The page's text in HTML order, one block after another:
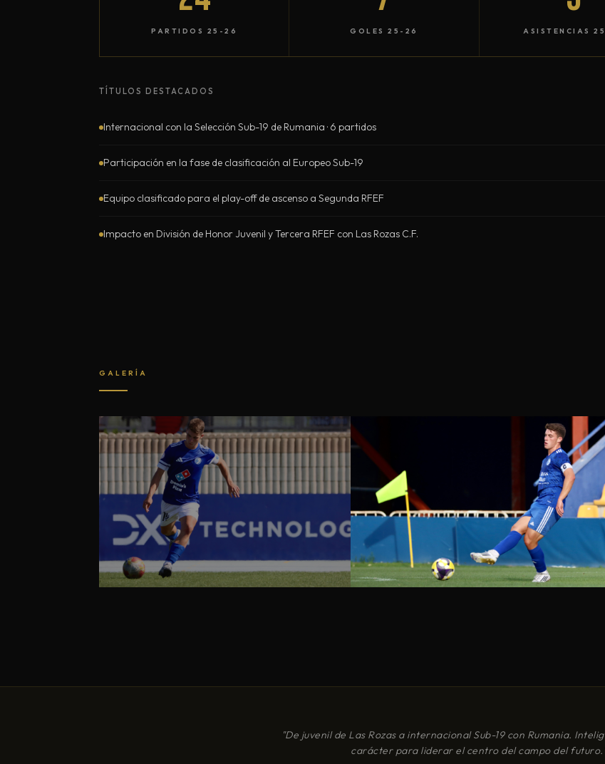
PARTIDOS 25-26 GOLES 25-26 ASISTENCIAS
TÍTULOS DESTACADOS
Internacional con la Selección Sub-19 de Rumania · 6 partidos
Participación en la fase de clasificación al Europeo Sub-19
Equipo clasificado para el play-off de ascenso a Segunda RFEF
Impacto en División de Honor Juvenil y Tercera RFEF con Las Rozas C.F.
GALERÍA
"De juvenil de Las Rozas a internacional Sub-19 con Rumania.
carácter para liderar el centro del campo del futuro.